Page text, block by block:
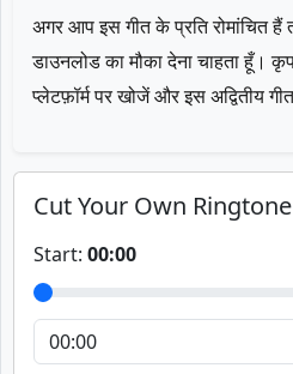
अगर आप इस गीत के प्रति रोमांचित
डाउनलोड का मौका देना चाहता हूँ।
प्लेटफ़ॉर्म पर खोजें और इस अद्वितीय
Cut Your Own Ringtone
Start: 00:00